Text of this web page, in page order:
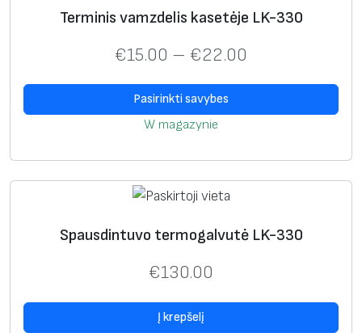
Terminis vamzdelis kasetėje LK-330
€15.00 – €22.00
Pasirinkti savybes
W magazynie
Spausdintuvo termogalvutė LK-330
€130.00
Į krepšelį